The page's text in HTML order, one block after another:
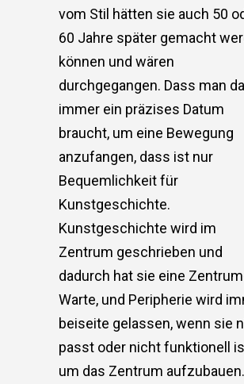
vom Stil hätten sie auch 50
60 Jahre später gemacht
können und wären
durchgegangen. Dass man da
immer ein präzises Datum
braucht, um eine Bewegung
anzufangen, dass ist nur
Bequemlichkeit für
Kunstgeschichte.
Kunstgeschichte wird im
Zentrum geschrieben und
dadurch hat sie eine
Warte, und Peripherie wird
beiseite gelassen, wenn sie
passt oder nicht funktionell
um das Zentrum aufzubauen.